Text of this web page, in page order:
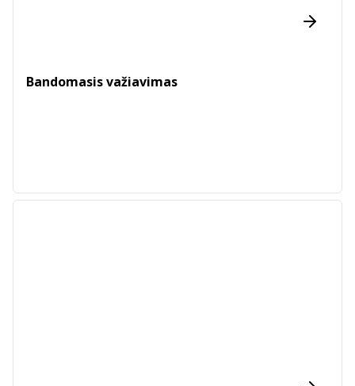
Bandomasis važiavimas